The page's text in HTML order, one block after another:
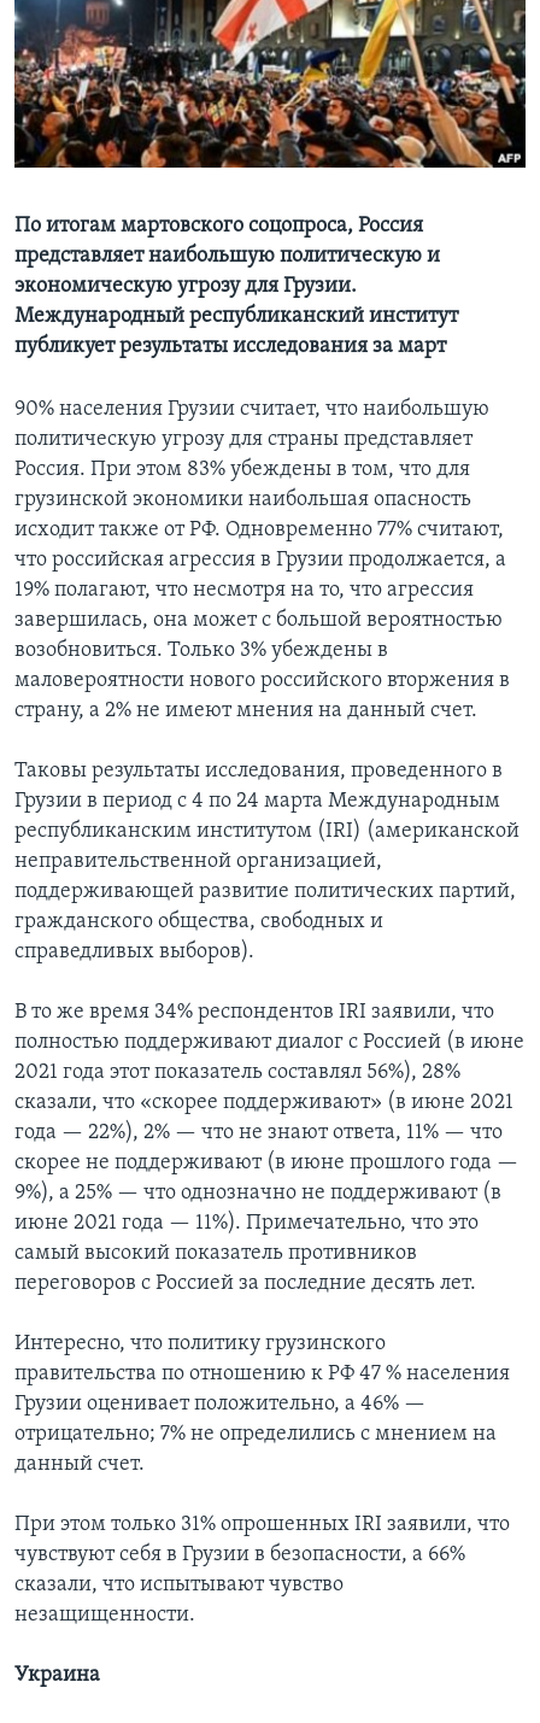
Learning English
СОЦИАЛЬНЫЕ СЕТИ
Языки
По итогам мартовского соцопроса, Россия
представляет наибольшую политическую и
экономическую угрозу для Грузии.
Международный республиканский институт
публикует результаты исследования за март
90% населения Грузии считает, что наибольшую
политическую угрозу для страны представляет
Россия. При этом 83% убеждены в том, что для
грузинской экономики наибольшая опасность
исходит также от РФ. Одновременно 77% считают,
что российская агрессия в Грузии продолжается, а
19% полагают, что несмотря на то, что агрессия
завершилась, она может с большой вероятностью
возобновиться. Только 3% убеждены в
маловероятности нового российского вторжения в
страну, а 2% не имеют мнения на данный счет.
Таковы результаты исследования, проведенного в
Грузии в период с 4 по 24 марта Международным
республиканским институтом (IRI) (американской
неправительственной организацией,
поддерживающей развитие политических партий,
гражданского общества, свободных и
справедливых выборов).
В то же время 34% респондентов IRI заявили, что
полностью поддерживают диалог с Россией (в июне
2021 года этот показатель составлял 56%), 28%
сказали, что «скорее поддерживают» (в июне 2021
года — 22%), 2% — что не знают ответа, 11% — что
скорее не поддерживают (в июне прошлого года —
9%), а 25% — что однозначно не поддерживают (в
июне 2021 года — 11%). Примечательно, что это
самый высокий показатель противников
переговоров с Россией за последние десять лет.
Интересно, что политику грузинского
правительства по отношению к РФ 47 % населения
Грузии оценивает положительно, а 46% —
отрицательно; 7% не определились с мнением на
данный счет.
При этом только 31% опрошенных IRI заявили, что
чувствуют себя в Грузии в безопасности, а 66%
сказали, что испытывают чувство
незащищенности.
Украина